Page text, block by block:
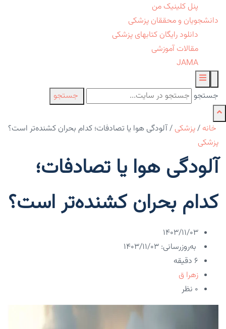
پنل کلینیک من
دانشجویان و محققان پزشکی
دانلود رایگان کتابهای پزشکی
مقالات آموزشی
JAMA
جستجو جستجو
خانه /پزشکی /آلودگی هوا یا تصادفات؛ کدام بحران کشنده‌تر است؟
پزشکی
آلودگی هوا یا تصادفات؛
کدام بحران کشنده‌تر است؟
۱۴۰۳/۱۱/۰۳
به‌روزرسانی: ۱۴۰۳/۱۱/۰۳
6 دقیقه
زهرا ق
۰ نظر